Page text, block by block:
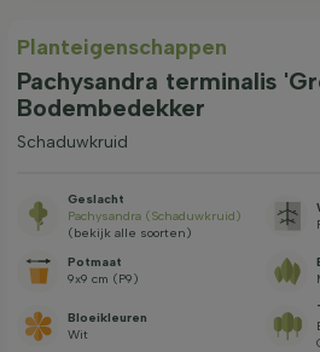
Planteigenschappen
Pachysandra terminalis
Bodembedekker
Schaduwkruid
Geslacht
Pachysandra (Schaduwkruid)
(bekijk alle soorten)
Potmaat
9x9 cm (P9)
Bloeikleuren
Wit